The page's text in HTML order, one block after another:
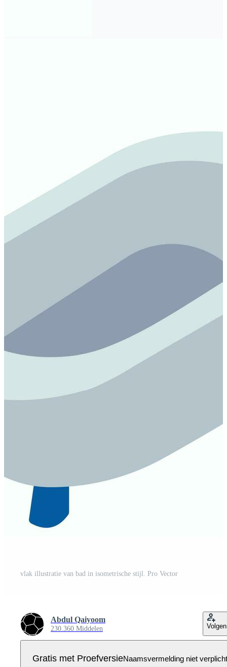
vlak illustratie van bad in isometrische stijl. Pro Vector
Abdul Qaiyoom
230.360 Middelen Volgen
Gratis met ProefversieNaamsvermelding niet verplicht